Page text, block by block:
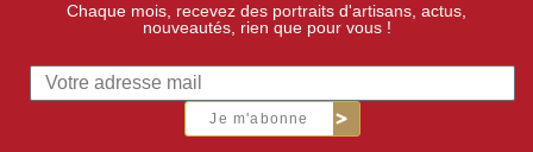
Chaque mois, recevez des portraits d'artisans, actus,
nouveautés, rien que pour vous !
Je m'abonne